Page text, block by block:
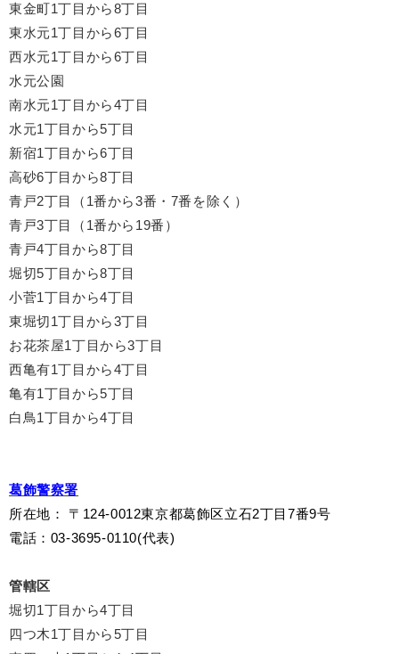
東金町1丁目から8丁目
東水元1丁目から6丁目
西水元1丁目から6丁目
水元公園
南水元1丁目から4丁目
水元1丁目から5丁目
新宿1丁目から6丁目
高砂6丁目から8丁目
青戸2丁目（1番から3番・7番を除く）
青戸3丁目（1番から19番）
青戸4丁目から8丁目
堀切5丁目から8丁目
小菅1丁目から4丁目
東堀切1丁目から3丁目
お花茶屋1丁目から3丁目
西亀有1丁目から4丁目
亀有1丁目から5丁目
白鳥1丁目から4丁目
葛飾警察署
所在地 ：
〒124-0012東京都葛飾区立石2丁目7番9号
電話：03-3695-0110(代表)
管轄区
堀切1丁目から4丁目
四つ木1丁目から5丁目